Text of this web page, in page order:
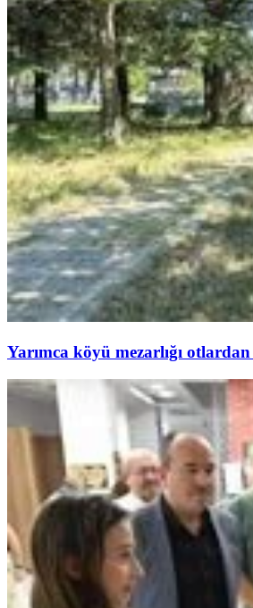
Yarımca köyü mezarlığı